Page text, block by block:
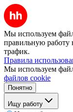
Мы используем
правильную работу
трафик.
Правила
Мы используем
файлов cookie
Понятно
Ищу работу